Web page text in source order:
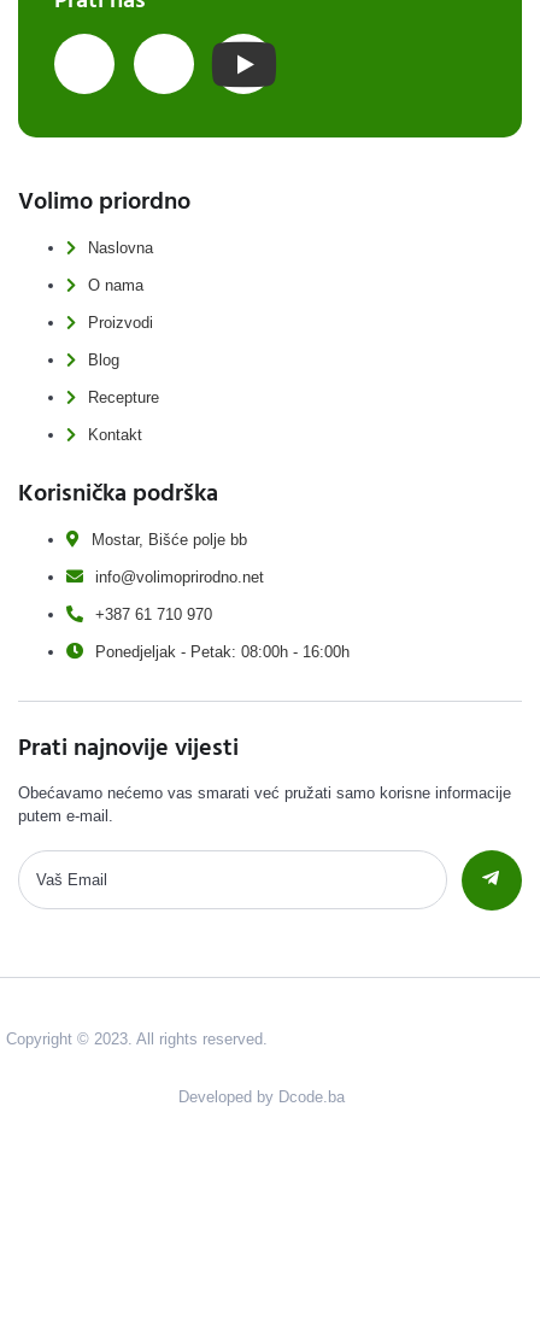
Volimo priordno
Naslovna
O nama
Proizvodi
Blog
Recepture
Kontakt
Korisnička podrška
Mostar, Bišće polje bb
info@volimoprirodno.net
+387 61 710 970
Ponedjeljak - Petak: 08:00h - 16:00h
Prati najnovije vijesti
Obećavamo nećemo vas smarati već pružati samo korisne informacije
putem e-mail.
Copyright © 2023. All rights reserved.
Developed by Dcode.ba